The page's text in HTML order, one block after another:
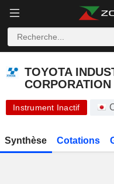
TOYOTA
CORPORATION
Instrument Inactif
Synthèse Cotations